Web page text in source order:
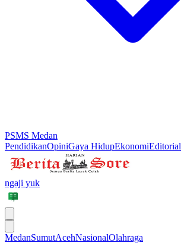
PSMS Medan
PendidikanOpiniGaya HidupEkonomiEditorial
ngaji yuk
MedanSumutAcehNasionalOlahraga